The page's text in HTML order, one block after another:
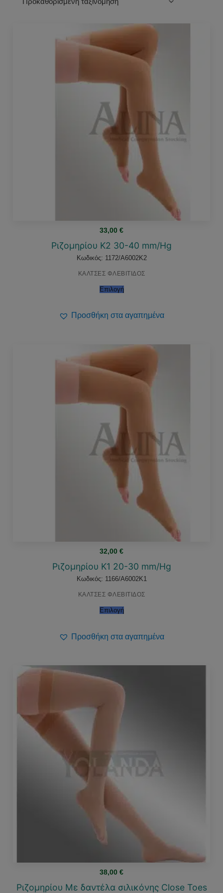
33,00 €
Ριζομηρίου Κ2 30-40 mm/Hg
Κωδικός: 1172/A6002K2
ΚΑΛΤΣΕΣ ΦΛΕΒΙΤΙΔΟΣ
Επιλογή
Προσθήκη στα αγαπημένα
32,00 €
Ριζομηρίου Κ1 20-30 mm/Hg
Κωδικός: 1166/A6002K1
ΚΑΛΤΣΕΣ ΦΛΕΒΙΤΙΔΟΣ
Επιλογή
Προσθήκη στα αγαπημένα
38,00 €
Ριζομηρίου Με δαντέλα σιλικόνης Close Toes